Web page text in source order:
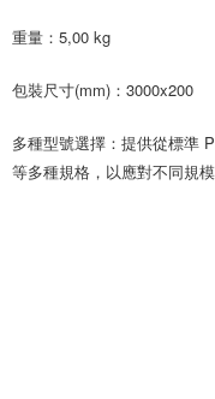
重量：5,00 kg
包裝尺寸(mm)：3000x200
多種型號選擇：提供從標準
等多種規格，以應對不同規